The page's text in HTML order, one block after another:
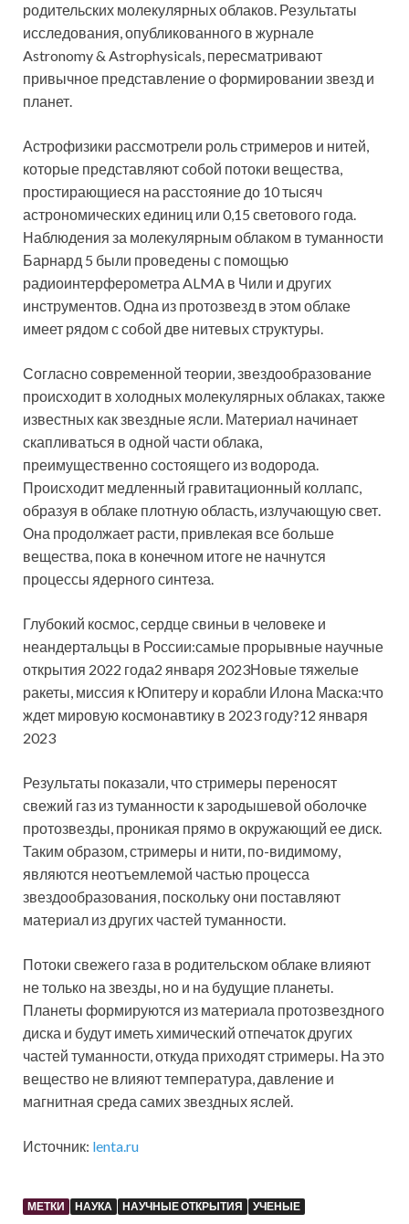
родительских молекулярных облаков. Результаты
исследования, опубликованного в журнале
Astronomy & Astrophysicals, пересматривают
привычное представление о формировании звезд и
планет.
Астрофизики рассмотрели роль стримеров и нитей,
которые представляют собой потоки вещества,
простирающиеся на расстояние до 10 тысяч
астрономических единиц или 0,15 светового года.
Наблюдения за молекулярным облаком в туманности
Барнард 5 были проведены с помощью
радиоинтерферометра ALMA в Чили и других
инструментов. Одна из протозвезд в этом облаке
имеет рядом с собой две нитевых структуры.
Согласно современной теории, звездообразование
происходит в холодных молекулярных облаках, также
известных как звездные ясли. Материал начинает
скапливаться в одной части облака,
преимущественно состоящего из водорода.
Происходит медленный гравитационный коллапс,
образуя в облаке плотную область, излучающую свет.
Она продолжает расти, привлекая все больше
вещества, пока в конечном итоге не начнутся
процессы ядерного синтеза.
Глубокий космос, сердце свиньи в человеке и
неандертальцы в России:самые прорывные научные
открытия 2022 года2 января 2023Новые тяжелые
ракеты, миссия к Юпитеру и корабли Илона Маска:что
ждет мировую космонавтику в 2023 году?12 января
2023
Результаты показали, что стримеры переносят
свежий газ из туманности к зародышевой оболочке
протозвезды, проникая прямо в окружающий ее диск.
Таким образом, стримеры и нити, по-видимому,
являются неотъемлемой частью процесса
звездообразования, поскольку они поставляют
материал из других частей туманности.
Потоки свежего газа в родительском облаке влияют
не только на звезды, но и на будущие планеты.
Планеты формируются из материала протозвездного
диска и будут иметь химический отпечаток других
частей туманности, откуда приходят стримеры. На это
вещество не влияют температура, давление и
магнитная среда самих звездных яслей.
Источник: lenta.ru
МЕТКИ НАУКА НАУЧНЫЕ ОТКРЫТИЯ УЧЕНЫЕ